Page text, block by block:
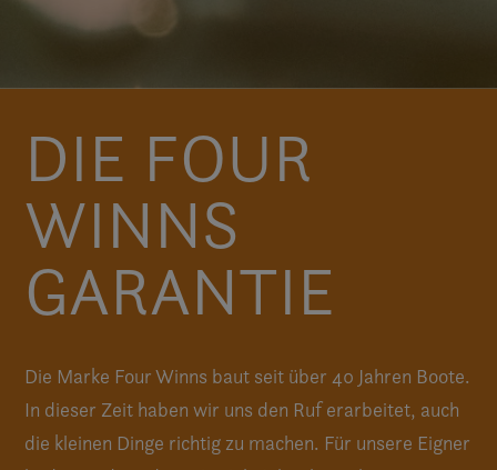
DIE FOUR
WINNS
GARANTIE
Die Marke Four Winns baut seit über 40 Jahren Boote.
In dieser Zeit haben wir uns den Ruf erarbeitet, auch
die kleinen Dinge richtig zu machen. Für unsere Eigner